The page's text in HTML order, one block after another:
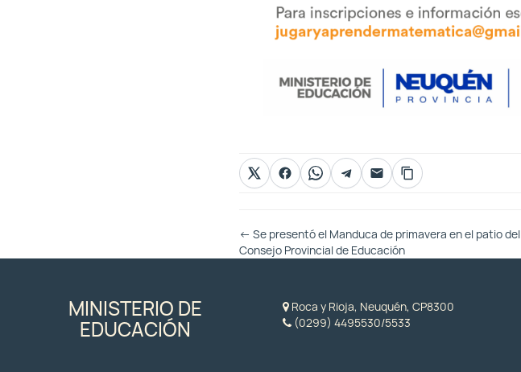
Otras
Entradas
← Se presentó el Manduca de primavera en el patio del
Consejo Provincial de Educación
MINISTERIO DE
EDUCACIÓN
Roca y Rioja, Neuquén, CP8300
(0299) 4495530/5533